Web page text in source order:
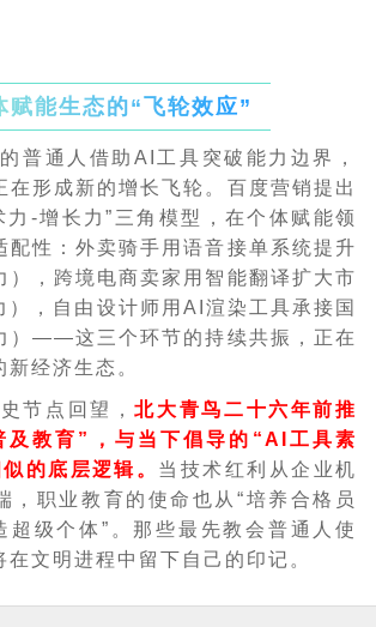
赋能生态的“飞轮效应”
普通人借助AI工具突破能力边界，
在形成新的增长飞轮。百度营销提出
力-增长力”三角模型，在个体赋能领
配性：外卖骑手用语音接单系统提升
），跨境电商卖家用智能翻译扩大市
），自由设计师用AI渲染工具承接国
）——这三个环节的持续共振，正在
经济生态。
节点回望，北大青鸟二十六年前推
及教育”，与当下倡导的“AI工具素
的底层逻辑。 当技术红利从企业机
，职业教育的使命也从“培养合格员
超级个体”。那些最先教会普通人使
在文明进程中留下自己的印记。